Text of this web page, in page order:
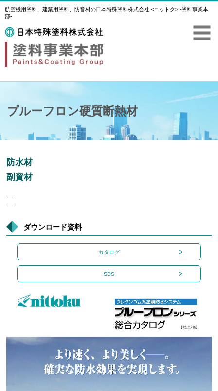
航空機用塗料、建築用塗料、防音材の日本特殊塗料株式会社 <ニットク> -塗料事業本
部-
プルーフロン硬質断熱材
防水材
副資材
―
―
ダウンロード資料
カタログ
SDS